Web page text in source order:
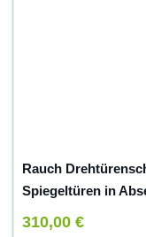
Rauch
Spiegeltüren in
alpinweiss –
310,00 €